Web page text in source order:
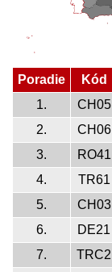
Poradie Kód
1.
CH05
2.
CH06
3.
RO41
4.
TR61
5.
CH03
6.
DE21
7.
TRC2